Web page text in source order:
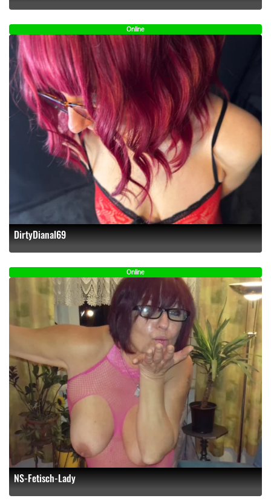
Online
DirtyDianal69
Online
NS-Fetisch-Lady